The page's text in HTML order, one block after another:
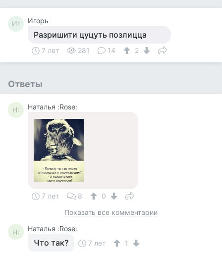
Иг Игорь
Разришити цуцуть позлицца
7 лет 281 14 2
Ответы
Н: Наталья :Rose:
7 лет 8
0
Показать все комментарии
Н: Наталья :Rose:
Что так? 7 лет 1